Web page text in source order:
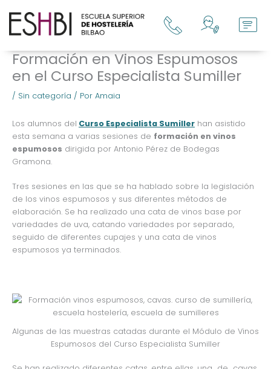
contenido
Formación en Vinos Espumosos
en el Curso Especialista Sumiller
/ Sin categoría / Por Amaia
Los alumnos del Curso Especialista Sumiller han asistido
esta semana a varias sesiones de formación en vinos
espumosos dirigida por Antonio Pérez de Bodegas
Gramona.
Tres sesiones en las que se ha hablado sobre la legislación
de los vinos espumosos y sus diferentes métodos de
elaboración. Se ha realizado una cata de vinos base por
variedades de uva, catando variedades por separado,
seguido de diferentes cupajes y una cata de vinos
espumosos ya terminados.
Algunas de las muestras catadas durante el Módulo de Vinos
Espumosos del Curso Especialista Sumiller